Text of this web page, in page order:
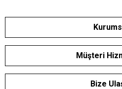
Müşteri
Bize